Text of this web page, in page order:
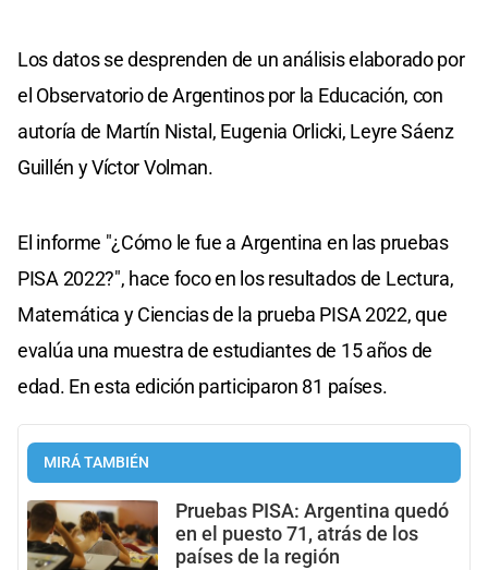
Los datos se desprenden de un análisis elaborado por
el Observatorio de Argentinos por la Educación, con
autoría de Martín Nistal, Eugenia Orlicki, Leyre Sáenz
Guillén y Víctor Volman.
El informe "¿Cómo le fue a Argentina en las pruebas
PISA 2022?", hace foco en los resultados de Lectura,
Matemática y Ciencias de la prueba PISA 2022, que
evalúa una muestra de estudiantes de 15 años de
edad. En esta edición participaron 81 países.
MIRÁ TAMBIÉN
Pruebas PISA: Argentina quedó
en el puesto 71, atrás de los
países de la región